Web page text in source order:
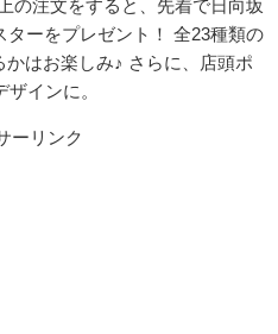
の注文をすると、先着で日向坂
ーをプレゼント！ 全23種類の
はお楽しみ♪ さらに、店頭ポ
インに。
ーリンク